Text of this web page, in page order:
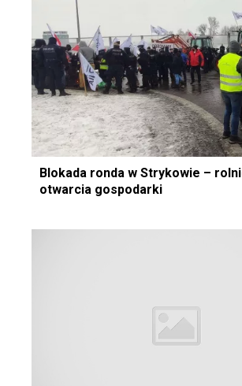
Blokada ronda w Strykowie –
otwarcia gospodarki